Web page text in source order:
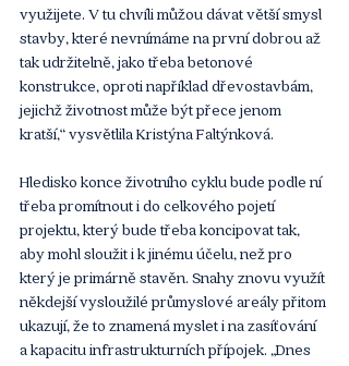
využijete. V tu chvíli můžou dávat větší smysl
stavby, které nevnímáme na první dobrou až
tak udržitelně, jako třeba betonové
konstrukce, oproti například dřevostavbám,
jejichž životnost může být přece jenom
kratší,“ vysvětlila Kristýna Faltýnková.
Hledisko konce životního cyklu bude podle ní
třeba promítnout i do celkového pojetí
projektu, který bude třeba koncipovat tak,
aby mohl sloužit i k jinému účelu, než pro
který je primárně stavěn. Snahy znovu využít
někdejší vysloužilé průmyslové areály přitom
ukazují, že to znamená myslet i na zasíťování
a kapacitu infrastrukturních přípojek. „Dnes